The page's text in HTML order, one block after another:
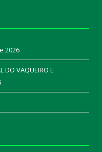
2026
DO VAQUEIRO E